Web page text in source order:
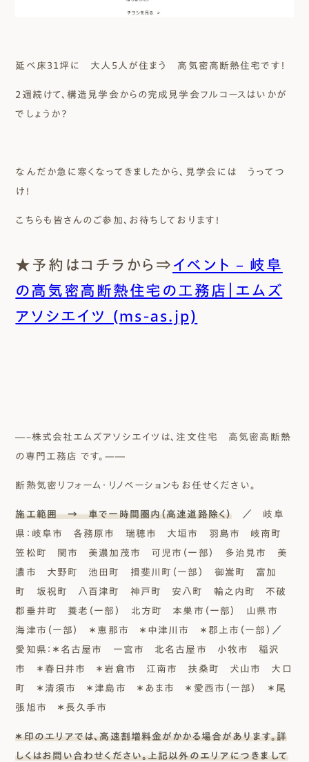
延べ床３１坪に 大人５人が住まう 高気密高断熱住宅です！
２週続けて、構造見学会からの完成見学会フルコースはいかが
でしょうか？
なんだか急に寒くなってきましたから、見学会には うってつ
け！
こちらも皆さんのご参加、お待ちしております！
★予約はコチラから⇒ イベント – 岐阜
の高気密高断熱住宅の工務店｜エムズ
アソシエイツ (ms-as.jp)
―–株式会社エムズアソシエイツは、注文住宅 高気密高断熱
の専門工務店 です。—―
断熱気密リフォーム・リノベーションもお任せください。
施工範囲 → 車で一時間圏内（高速道路除く） ／ 岐阜
県：岐阜市 各務原市 瑞穂市 大垣市 羽島市 岐南町
笠松町 関市 美濃加茂市 可児市（一部） 多治見市 美
濃市 大野町 池田町 揖斐川町（一部） 御嵩町 富加
町 坂祝町 八百津町 神戸町 安八町 輪之内町 不破
郡垂井町 養老（一部） 北方町 本巣市（一部） 山県市
海津市（一部） ＊恵那市 ＊中津川市 ＊郡上市（一部）／
愛知県：＊名古屋市 一宮市 北名古屋市 小牧市 稲沢
市 ＊春日井市 ＊岩倉市 江南市 扶桑町 犬山市 大口
町 ＊清須市 ＊津島市 ＊あま市 ＊愛西市（一部） ＊尾
張旭市 ＊長久手市
＊印のエリアでは、高速割増料金がかかる場合があります。詳
しくはお問い合わせください。上記以外のエリアにつきまして